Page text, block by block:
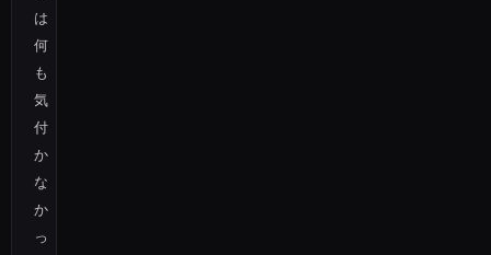
は
何
も
気
付
か
な
か
っ